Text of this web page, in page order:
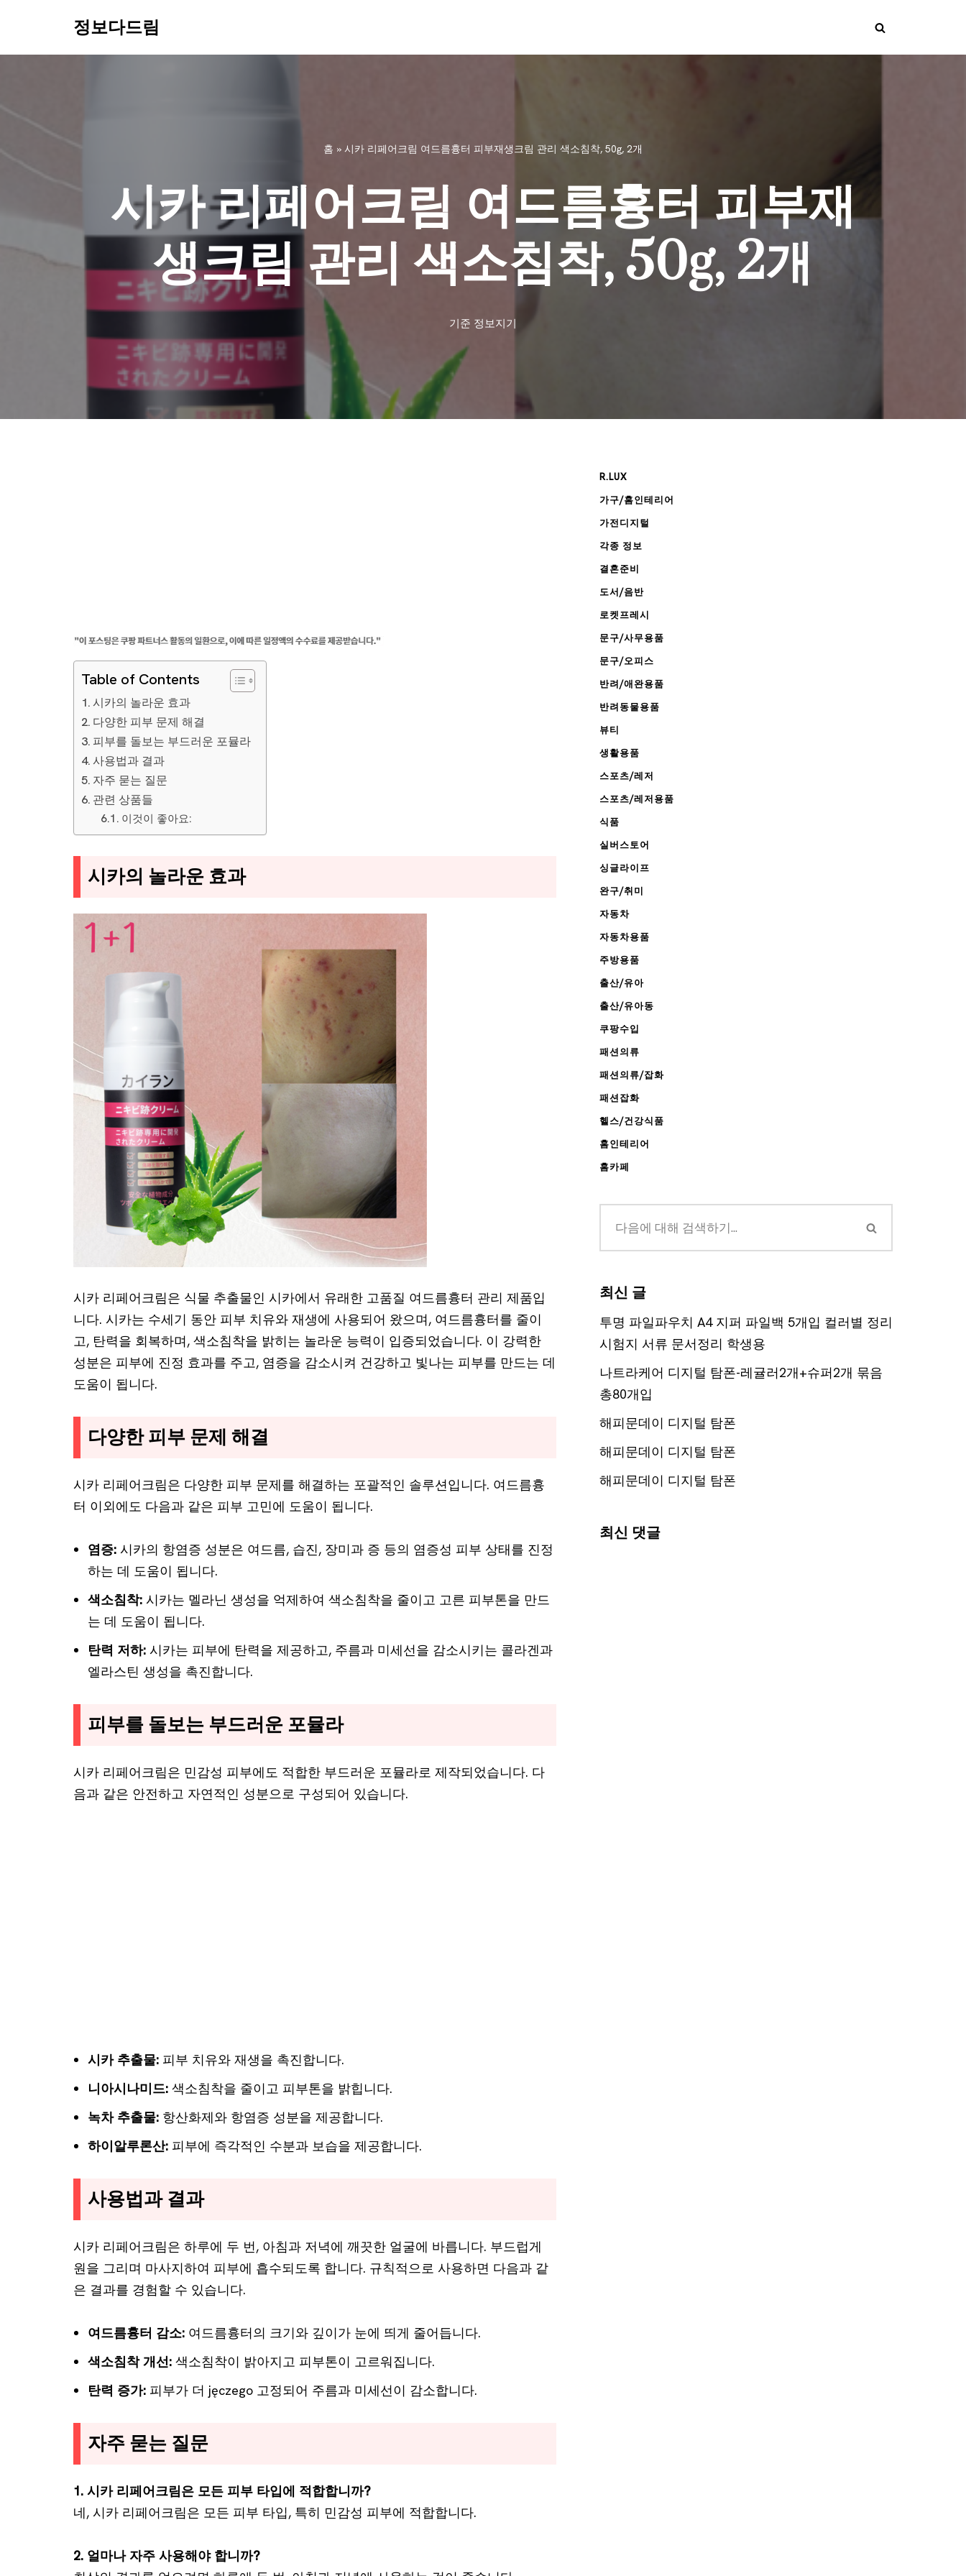
정보다드림
홈 » 시카 리페어크림 여드름흉터 피부재생크림 관리 색소침착, 50g, 2개
시카 리페어크림 여드름흉터 피부재
생크림 관리 색소침착, 50g, 2개
기준 정보지기
Table of Contents
시카의 놀라운 효과
다양한 피부 문제 해결
피부를 돌보는 부드러운 포뮬라
사용법과 결과
자주 묻는 질문
관련 상품들
이것이 좋아요:
시카의 놀라운 효과
시카 리페어크림은 식물 추출물인 시카에서 유래한 고품질 여드름흉터 관리 제품입
니다. 시카는 수세기 동안 피부 치유와 재생에 사용되어 왔으며, 여드름흉터를 줄이
고, 탄력을 회복하며, 색소침착을 밝히는 놀라운 능력이 입증되었습니다. 이 강력한
성분은 피부에 진정 효과를 주고, 염증을 감소시켜 건강하고 빛나는 피부를 만드는 데
도움이 됩니다.
다양한 피부 문제 해결
시카 리페어크림은 다양한 피부 문제를 해결하는 포괄적인 솔루션입니다. 여드름흉
터 이외에도 다음과 같은 피부 고민에 도움이 됩니다.
염증: 시카의 항염증 성분은 여드름, 습진, 장미과 증 등의 염증성 피부 상태를 진정
하는 데 도움이 됩니다.
색소침착: 시카는 멜라닌 생성을 억제하여 색소침착을 줄이고 고른 피부톤을 만드
는 데 도움이 됩니다.
탄력 저하: 시카는 피부에 탄력을 제공하고, 주름과 미세선을 감소시키는 콜라겐과
엘라스틴 생성을 촉진합니다.
피부를 돌보는 부드러운 포뮬라
시카 리페어크림은 민감성 피부에도 적합한 부드러운 포뮬라로 제작되었습니다. 다
음과 같은 안전하고 자연적인 성분으로 구성되어 있습니다.
시카 추출물: 피부 치유와 재생을 촉진합니다.
니아시나미드: 색소침착을 줄이고 피부톤을 밝힙니다.
녹차 추출물: 항산화제와 항염증 성분을 제공합니다.
하이알루론산: 피부에 즉각적인 수분과 보습을 제공합니다.
사용법과 결과
시카 리페어크림은 하루에 두 번, 아침과 저녁에 깨끗한 얼굴에 바릅니다. 부드럽게
원을 그리며 마사지하여 피부에 흡수되도록 합니다. 규칙적으로 사용하면 다음과 같
은 결과를 경험할 수 있습니다.
여드름흉터 감소: 여드름흉터의 크기와 깊이가 눈에 띄게 줄어듭니다.
색소침착 개선: 색소침착이 밝아지고 피부톤이 고르워집니다.
탄력 증가: 피부가 더 jęczego 고정되어 주름과 미세선이 감소합니다.
자주 묻는 질문
1. 시카 리페어크림은 모든 피부 타입에 적합합니까?
네, 시카 리페어크림은 모든 피부 타입, 특히 민감성 피부에 적합합니다.
2. 얼마나 자주 사용해야 합니까?
R.LUX
가구/홈인테리어
가전디지털
각종 정보
결혼준비
도서/음반
로켓프레시
문구/사무용품
문구/오피스
반려/애완용품
반려동물용품
뷰티
생활용품
스포츠/레저
스포츠/레저용품
식품
실버스토어
싱글라이프
완구/취미
자동차
자동차용품
주방용품
출산/유아
출산/유아동
쿠팡수입
패션의류
패션의류/잡화
패션잡화
헬스/건강식품
홈인테리어
홈카페
최신 글
투명 파일파우치 A4 지퍼 파일백 5개입 컬러별 정리
시험지 서류 문서정리 학생용
나트라케어 디지털 탐폰-레귤러2개+슈퍼2개 묶음
총80개입
해피문데이 디지털 탐폰
해피문데이 디지털 탐폰
해피문데이 디지털 탐폰
최신 댓글